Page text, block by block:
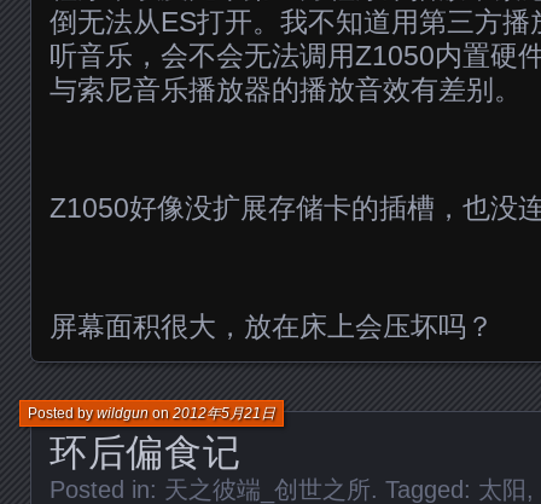
倒无法从ES打开。我不知道用第三方
听音乐，会不会无法调用Z1050内置硬
与索尼音乐播放器的播放音效有差别。
Z1050好像没扩展存储卡的插槽，也没
屏幕面积很大，放在床上会压坏吗？
环后偏食记
Posted bywildgunon2012年5月21日
Posted in: 天之彼端_创世之所. Tagged: 太阳,